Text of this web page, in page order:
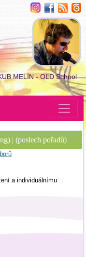
MELÍN - OLD School
| (poslech pořadů)
a individuálnímu